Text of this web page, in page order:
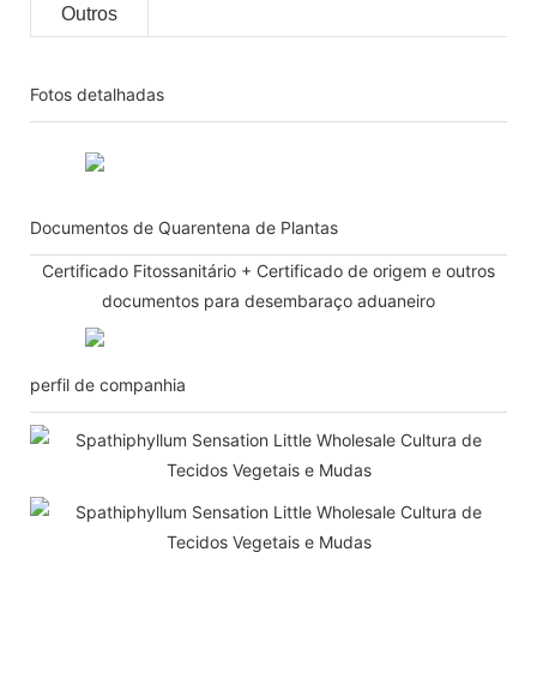
Outros
Fotos detalhadas
Documentos de Quarentena de Plantas
Certificado Fitossanitário + Certificado de origem e outros
documentos para desembaraço aduaneiro
perfil de companhia